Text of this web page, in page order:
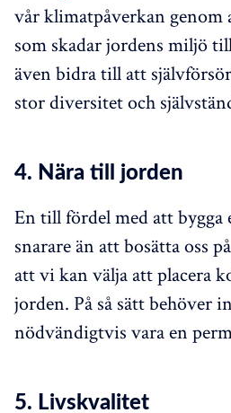
vår klimatpåverkan
som skadar jordens miljö
även bidra till att
stor diversitet och
4. Nära till jorden
En till fördel med att
snarare än att bosätta oss
att vi kan välja att placera
jorden. På så sätt behöver
nödvändigtvis vara en
5. Livskvalitet